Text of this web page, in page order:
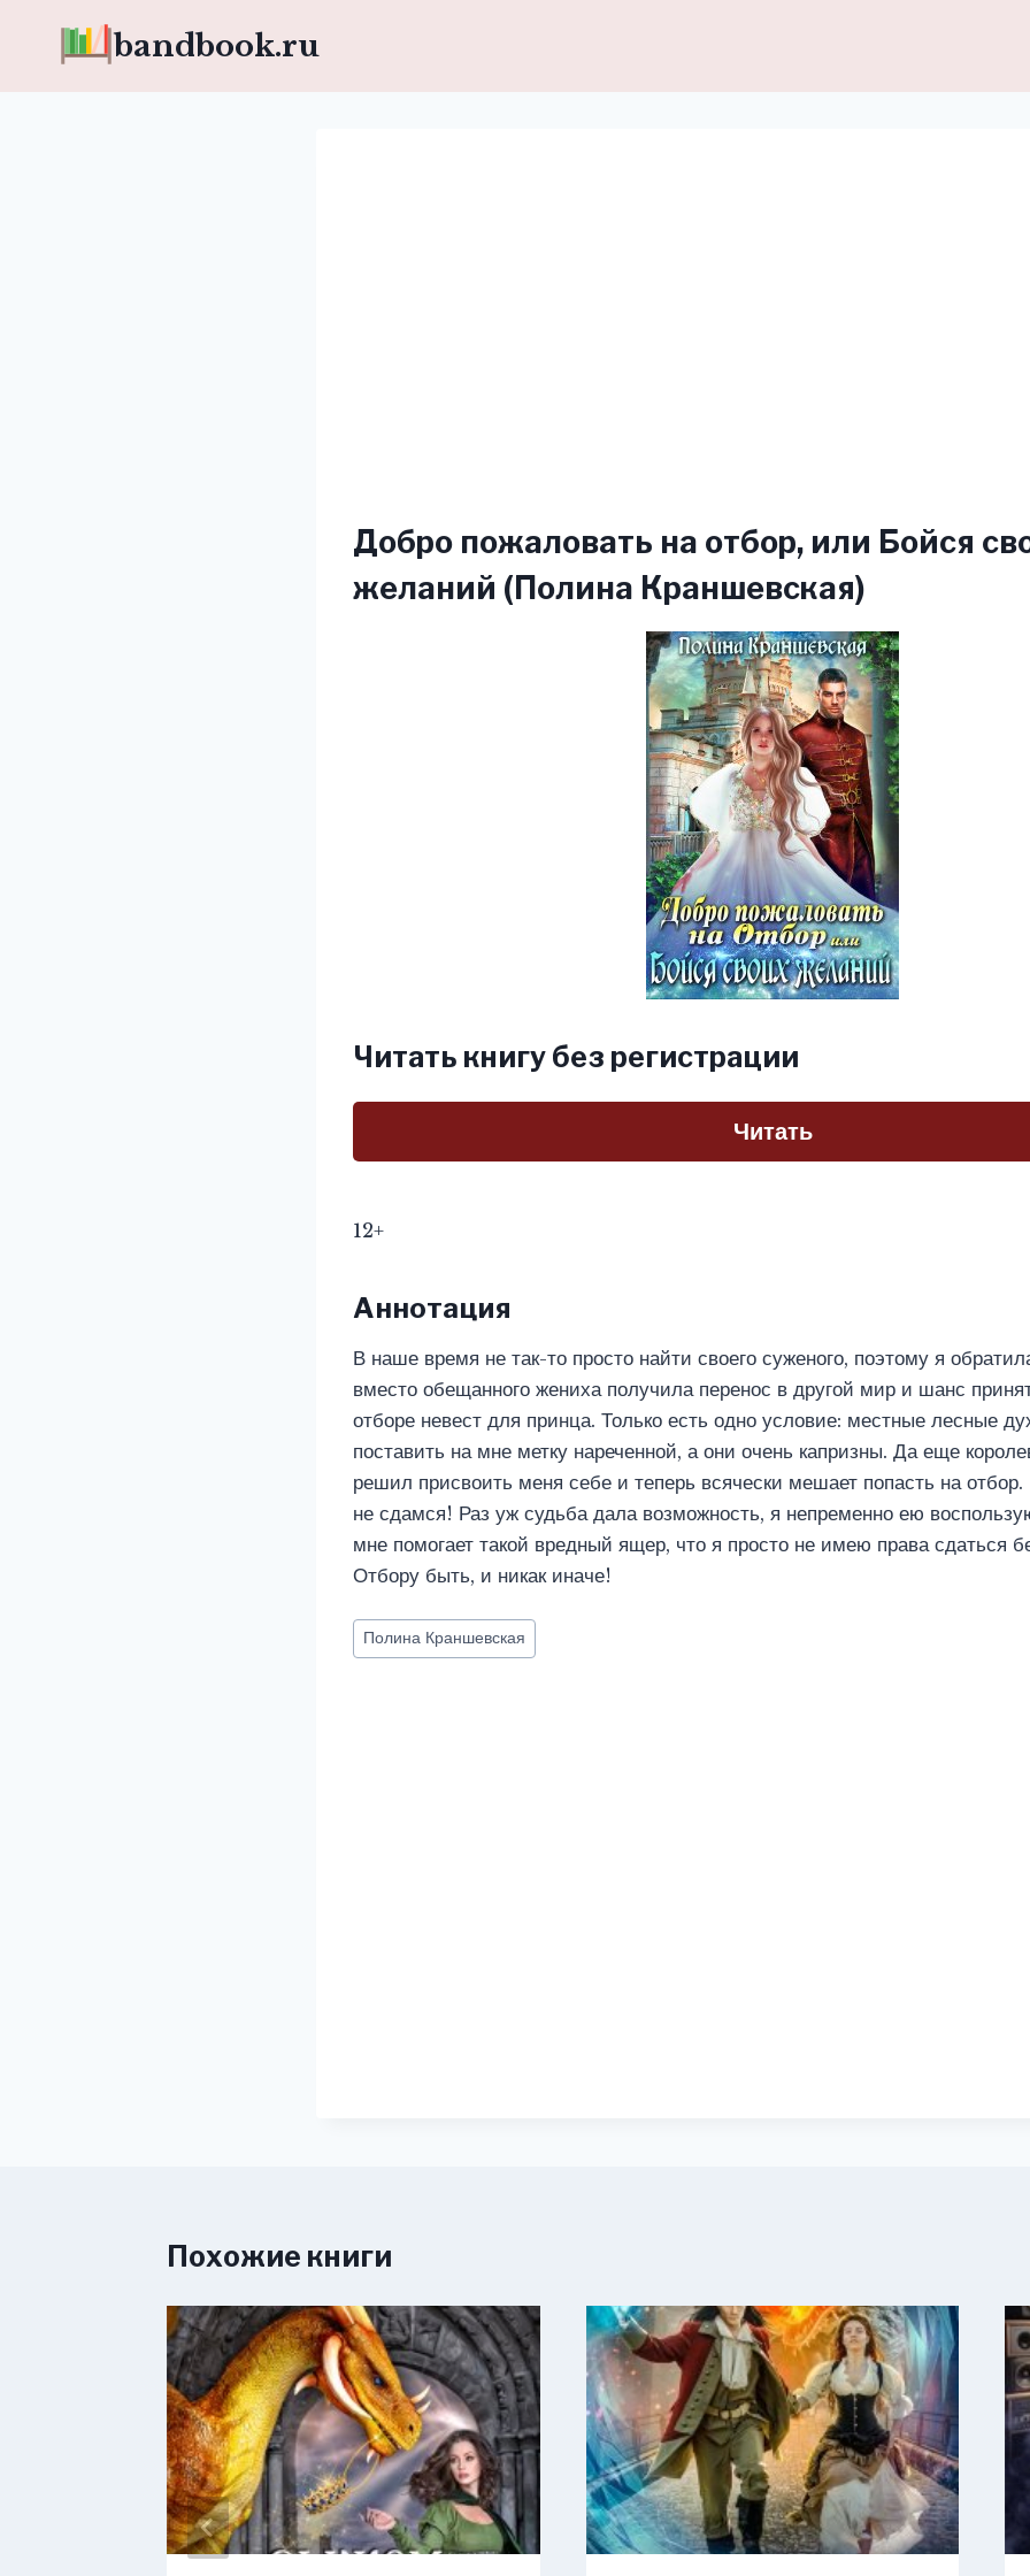
bandbook.ru
Добро пожаловать на отбор, или Бойся
желаний (Полина Краншевская)
Читать книгу без регистрации
Читать
12+
Аннотация
В наше время не так-то просто найти своего суженого, поэтому я
вместо обещанного жениха получила перенос в другой мир и шанс
отборе невест для принца. Только есть одно условие: местные лесные
поставить на мне метку нареченной, а они очень капризны. Да еще
решил присвоить меня себе и теперь всячески мешает попасть на отбор.
не сдамся! Раз уж судьба дала возможность, я непременно ею
мне помогает такой вредный ящер, что я просто не имею права сдаться
Отбору быть, и никак иначе!
Метки
записи:
Полина Краншевская
Похожие книги